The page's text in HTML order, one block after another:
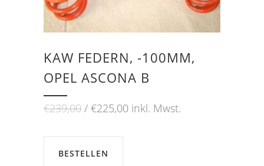
KAW FEDERN, -100MM,
OPEL ASCONA B
€239,00Ursprünglicher
€239,00
€225,00Aktueller
inkl. Mwst.
BESTELLEN